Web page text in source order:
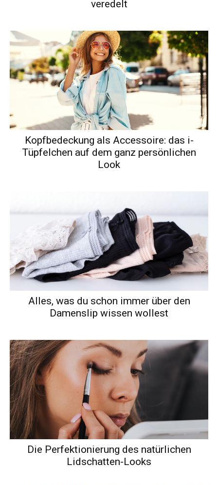
veredelt
Kopfbedeckung als Accessoire: das i-
Tüpfelchen auf dem ganz persönlichen
Look
Alles, was du schon immer über den
Damenslip wissen wollest
Die Perfektionierung des natürlichen
Lidschatten-Looks